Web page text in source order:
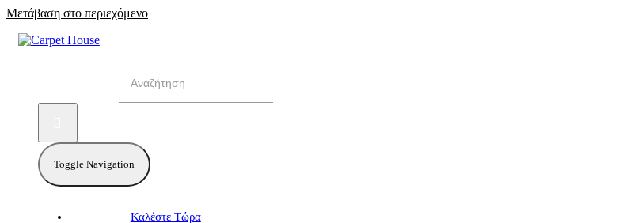
Μετάβαση στο περιεχόμενο
Toggle Navigation
Καλέστε Τώρα